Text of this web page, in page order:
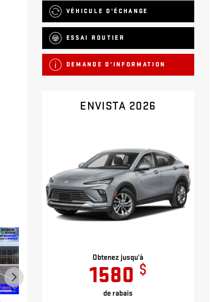
VÉHICULE D'ÉCHANGE
ESSAI ROUTIER
DEMANDE D'INFORMATION
ENVISTA 2026
Obtenez jusqu'à
1580 $
de rabais